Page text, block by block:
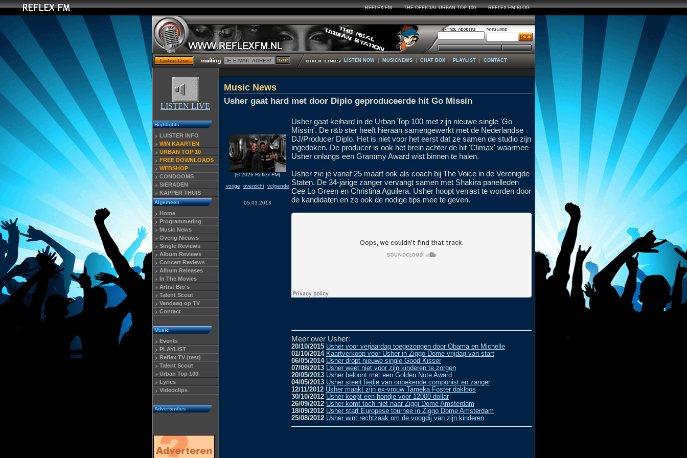
REFLEX FM THE OFFICIAL URBAN TOP 100 REFLEX FM BLOG
LISTEN NOW | MUSICNEWS | CHAT BOX | PLAYLIST | CONTACT
LISTEN LIVE
Highlights
LUISTER INFO
WIN KAARTEN
URBAN TOP 10
FREE DOWNLOADS
WEBSHOP
CONDOOMS
SIERADEN
KAPPER THUIS
Algemeen
Home
Programmering
Music News
Overig Nieuws
Single Reviews
Album Reviews
Concert Reviews
Album Releases
In The Movies
Artist Bio's
Talent Scout
Vandaag op TV
Contact
Music
Events
PLAYLIST
Reflex TV (test)
Talent Scout
Urban Top 100
Lyrics
Videoclips
Advertenties
Music News
Usher gaat hard met door Diplo geproduceerde hit Go Missin
[© 2026 Reflex FM]
vorige
overzicht volgende
05.03.2013
Usher gaat keihard in de Urban Top 100 met zijn nieuwe single 'Go
Missin'. De r&b ster heeft hieraan samengewerkt met de Nederlandse
DJ/Producer Diplo. Het is niet voor het eerst dat ze samen de studio zijn
ingedoken. De producer is ook het brein achter de hit 'Climax' waarmee
Usher onlangs een Grammy Award wist binnen te halen.
Usher zie je vanaf 25 maart ook als coach bij The Voice in de Verenigde
Staten. De 34-jarige zanger vervangt samen met Shakira panelleden
Cee Lo Green en Christina Aguilera. Usher hoopt verrast te worden door
de kandidaten en ze ook de nodige tips mee te geven.
Meer over Usher:
20/10/2015 Usher voor verjaardag toegezongen door Obama en Michelle
01/10/2014 Kaartverkoop voor Usher in Ziggo Dome vrijdag van start
06/05/2014 Usher dropt nieuwe single Good Kisser
07/08/2013 Usher weet niet voor zijn kinderen te zorgen
20/05/2013 Usher beloont met een Golden Note Award
04/05/2013 Usher steelt liedje van onbekende componist en zanger
12/11/2012 Usher maakt zijn ex-vrouw Tameka Foster dakloos
30/10/2012 Usher koopt een hondje voor 12000 dollar
26/09/2012 Usher komt toch niet naar Ziggi Dome Amsterdam
18/09/2012 Usher start Europese tournee in Ziggo Dome Amsterdam
25/08/2012 Usher wint rechtzaak om de voogdij van zijn kinderen